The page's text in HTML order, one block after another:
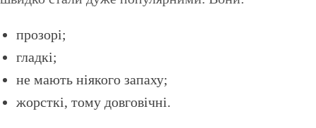
прозорі;
гладкі;
не мають ніякого запаху;
жорсткі, тому довговічні.